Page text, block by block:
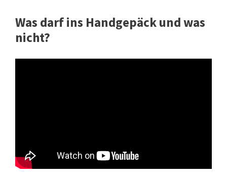
Was darf ins Handgepäck und was
nicht?